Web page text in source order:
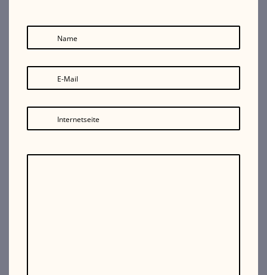
Name
E-Mail
Internetseite